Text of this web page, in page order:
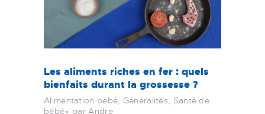
Les aliments riches en fer : quels
bienfaits durant la grossesse ?
Alimentation bébé, Généralités, Santé de
bébé
par Andre